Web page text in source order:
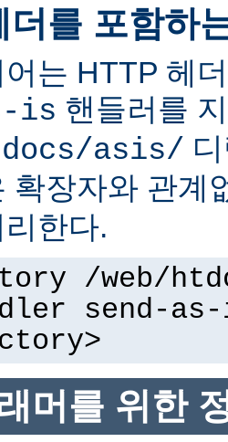
더를 포함하
는 HTTP 헤
is 핸들러를
asis/
확장자와 관계
한다.
/web/
send-
머를 위한